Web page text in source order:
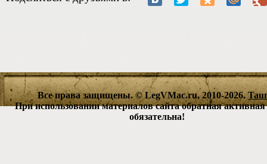
Все права защищены. © LegVMac.ru, 2010-2026.
При использовании материалов сайта обратная
обязательна!